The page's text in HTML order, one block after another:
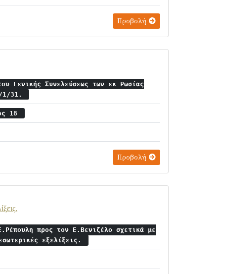
Προβολή
Γενικής Συνελεύσεως των εκ Ρωσίας
1/31.
18
Προβολή
προς τον Ε.Βενιζέλο σχετικά με
εξελίξεις.